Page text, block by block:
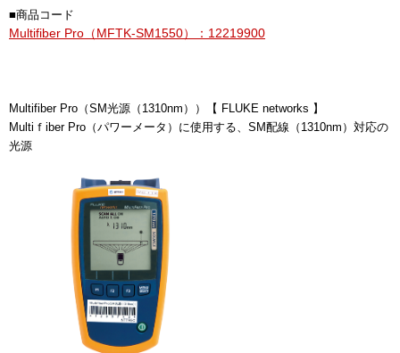
■商品コード
Multifiber Pro（MFTK-SM1550）：12219900
Multifiber Pro（SM光源（1310nm））【 FLUKE networks 】
Multiｆiber Pro（パワーメータ）に使用する、SM配線（1310nm）対応の
光源